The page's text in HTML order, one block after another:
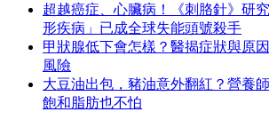
超越癌症、心臟病！《刺胳針》研
形疾病」已成全球失能頭號殺手
甲狀腺低下會怎樣？醫揭症狀與原
風險
大豆油出包，豬油意外翻紅？營養
飽和脂肪也不怕